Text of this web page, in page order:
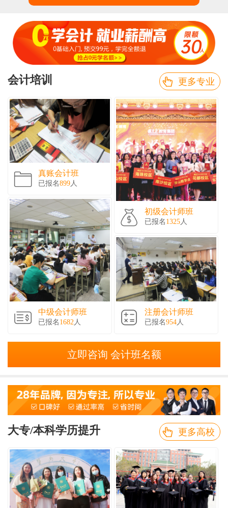
会计培训 更多专业
真账会计班
已报名899人
中级会计师班
已报名 1682 人
初级会计师班
已报名 1325人
注册会计师班
已报名954人
立即咨询 会计班名额
大专/本科学历提升 更多高校